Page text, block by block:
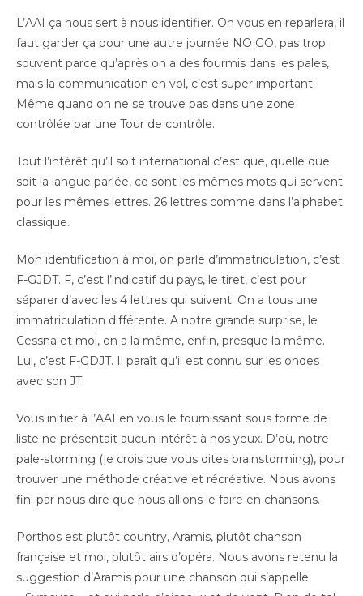
L’AAI ça nous sert à nous identifier. On vous en reparlera, il
faut garder ça pour une autre journée NO GO, pas trop
souvent parce qu’après on a des fourmis dans les pales,
mais la communication en vol, c’est super important.
Même quand on ne se trouve pas dans une zone
contrôlée par une Tour de contrôle.
Tout l’intérêt qu’il soit international c’est que, quelle que
soit la langue parlée, ce sont les mêmes mots qui servent
pour les mêmes lettres. 26 lettres comme dans l’alphabet
classique.
Mon identification à moi, on parle d’immatriculation, c’est
F-GJDT. F, c’est l’indicatif du pays, le tiret, c’est pour
séparer d’avec les 4 lettres qui suivent. On a tous une
immatriculation différente. A notre grande surprise, le
Cessna et moi, on a la même, enfin, presque la même.
Lui, c’est F-GDJT. Il paraît qu’il est connu sur les ondes
avec son JT.
Vous initier à l’AAI en vous le fournissant sous forme de
liste ne présentait aucun intérêt à nos yeux. D’où, notre
pale-storming (je crois que vous dites brainstorming), pour
trouver une méthode créative et récréative. Nous avons
fini par nous dire que nous allions le faire en chansons.
Porthos est plutôt country, Aramis, plutôt chanson
française et moi, plutôt airs d’opéra. Nous avons retenu la
suggestion d’Aramis pour une chanson qui s’appelle